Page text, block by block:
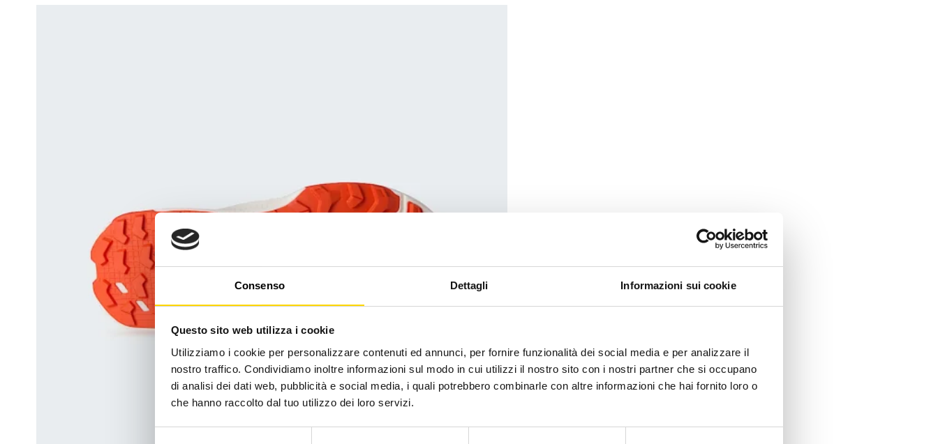
Consenso Dettagli Informazioni sui cookie
Questo sito web utilizza i cookie
Utilizziamo i cookie per personalizzare contenuti ed annunci, per fornire funzionalità dei social media e per analizzare il
nostro traffico. Condividiamo inoltre informazioni sul modo in cui utilizzi il nostro sito con i nostri partner che si occupano
di analisi dei dati web, pubblicità e social media, i quali potrebbero combinarle con altre informazioni che hai fornito loro o
che hanno raccolto dal tuo utilizzo dei loro servizi.